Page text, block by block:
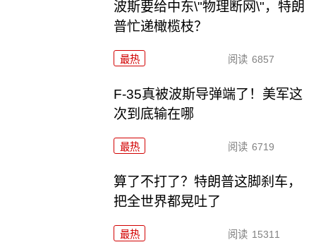
波斯要给中东\"物理断网\"，特朗
普忙递橄榄枝？
最热 阅读 6857
F-35真被波斯导弹端了！美军这
次到底输在哪
最热 阅读 6719
算了不打了？特朗普这脚刹车，
把全世界都晃吐了
最热 阅读 15311